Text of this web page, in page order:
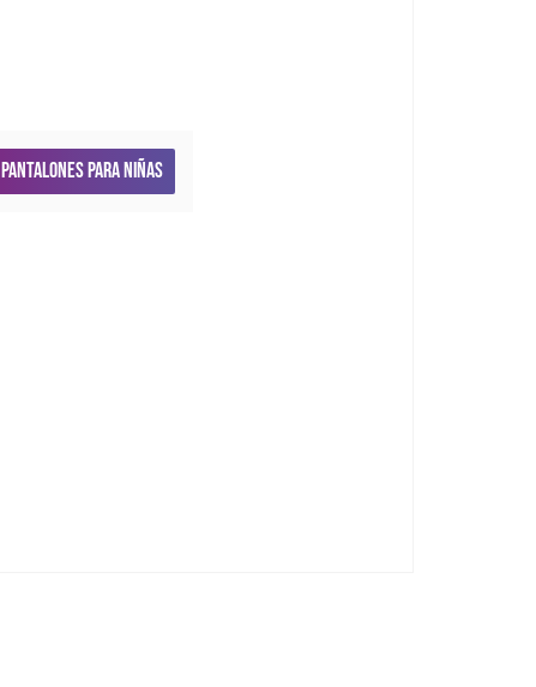
Pantalones para niñas